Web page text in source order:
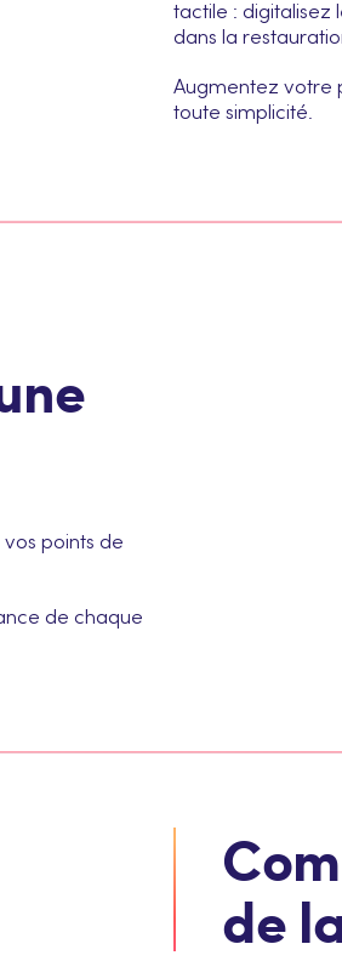
tactile : digitalisez
dans la
Augmentez votre
toute simplicité.
points de
de chaque
de